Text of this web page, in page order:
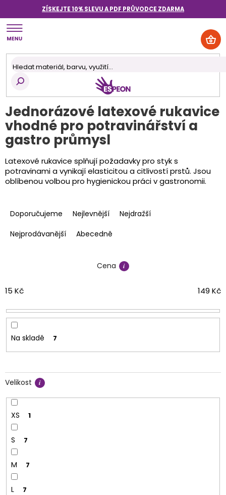
obsah
ZÍSKEJTE 10% SLEVU A PDF PRŮVODCE ZDARMA
Jednorázové latexové rukavice
vhodné pro potravinářství a
gastro průmysl
Latexové rukavice splňují požadavky pro styk s
potravinami a vynikají elasticitou a citlivostí prstů. Jsou
oblíbenou volbou pro hygienickou práci v gastronomii.
a
e
o
u
Doporučujeme Nejlevnější
Nejdražší
Nejprodávanější
Abecedně
Cena
15 Kč 149 Kč
Na skladě 7
Velikost
XS 1
S 7
M 7
L 7